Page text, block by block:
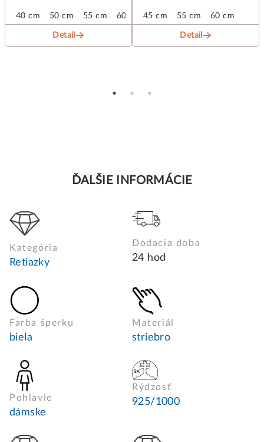
40 cm 50 cm 55 cm 60 cm
Detail
45 cm 55 cm 60 cm
Detail
ĎALŠIE INFORMÁCIE
Kategória
Retiazky
Dodacia doba
24 hod
Farba šperku
biela
Materiál
striebro
Pohlavie
dámske
Rýdzosť
925/1000